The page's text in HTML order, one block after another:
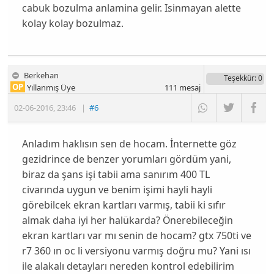
cabuk bozulma anlamina gelir. Isinmayan alette
kolay kolay bozulmaz.
Berkehan
02-06-2016,23:46 |#6
OP Yıllanmış Üye
Teşekkür: 0
111 mesaj
Anladım haklısın sen de hocam. İnternette göz
gezidrince de benzer yorumları gördüm yani,
biraz da şans işi tabii ama sanırım 400 TL
civarında uygun ve benim işimi hayli hayli
görebilcek ekran kartları varmış, tabii ki sıfır
almak daha iyi her halükarda? Önerebileceğin
ekran kartları var mı senin de hocam? gtx 750ti ve
r7 360 ın oc li versiyonu varmış doğru mu? Yani ısı
ile alakalı detayları nereden kontrol edebilirim